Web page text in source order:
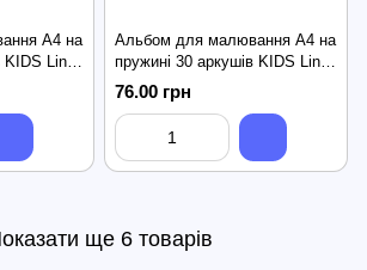
А4 на
KIDS Line
Альбом для малювання А4 на
пружині 30 аркушів KIDS Line
Avocado
76.00 грн
ще 6 товарів